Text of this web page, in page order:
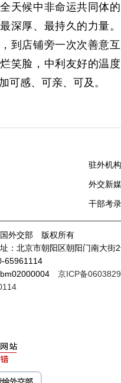
天候中非命运共同体
深厚、最持久的力量
到店铺旁一次次善意
笑脸，中利友好的温
可感、可亲、可及。
驻外机构
外交新
干部考录
外交部 版权所有
：北京市朝阳区朝阳门南大
65961114
bm02000004 京ICP备